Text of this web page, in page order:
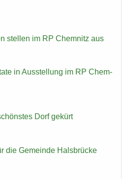
stel­len im RP Chem­nitz aus
in Aus­stel­lung im RP Chem­
Dorf ge­kürt
die Ge­mein­de Hals­brü­cke